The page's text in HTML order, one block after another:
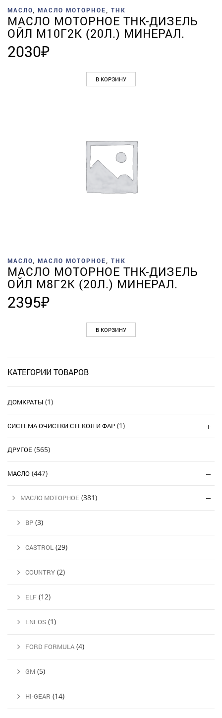
МАСЛО МАСЛО МОТОРНОЕ ТНК
МАСЛО МОТОРНОЕ ТНК-ДИЗЕЛЬ
ОЙЛ М10Г2К (20Л.) МИНЕРАЛ.
2030₽
В КОРЗИНУ
МАСЛО МАСЛО МОТОРНОЕ ТНК
МАСЛО МОТОРНОЕ ТНК-ДИЗЕЛЬ
ОЙЛ М8Г2К (20Л.) МИНЕРАЛ.
2395₽
В КОРЗИНУ
КАТЕГОРИИ ТОВАРОВ
ДОМКРАТЫ (1)
СИСТЕМА ОЧИСТКИ СТЕКОЛ И ФАР (1)
ДРУГОЕ (565)
МАСЛО (447)
МАСЛО МОТОРНОЕ (381)
BP (3)
CASTROL (29)
COUNTRY (2)
ELF (12)
ENEOS (1)
FORD FORMULA (4)
GM (5)
HI-GEAR (14)